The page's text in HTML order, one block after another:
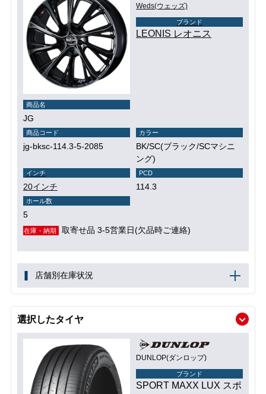
Weds(ウェッズ)
ブランド
LEONIS レオニス
商品名
JG
商品コード
jg-bksc-114.3-5-2085
カラー
BK/SC(ブラック/SCマシニ
ング)
インチ
20インチ
PCD
114.3
ホール数
5
在庫・納期 取寄せ品 3-5営業日(欠品時ご連絡)
店舗別在庫状況
選択したタイヤ
DUNLOP(ダンロップ)
ブランド
SPORT MAXX LUX スポ